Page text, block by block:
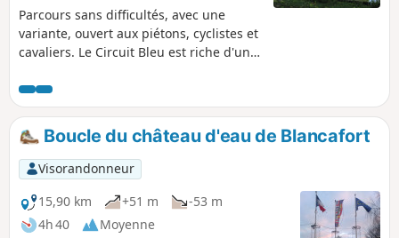
Parcours sans difficultés, avec une
variante, ouvert aux piétons, cyclistes et
cavaliers. Le Circuit Bleu est riche d'un
le canal, la rivière, les anciennes
marnières et les chemins réhabilités
pour le plaisir des randonneurs par
l'Association Blancafort et Patrimoine.
Cinq autres sentiers sont proposés sur
le panneau, au lavoir (pont du canal,
monument de l'Euro).
Boucle du château d'eau de Blancafort
Visorandonneur
15,90 km
+51 m
-53 m
4h 40
Moyenne